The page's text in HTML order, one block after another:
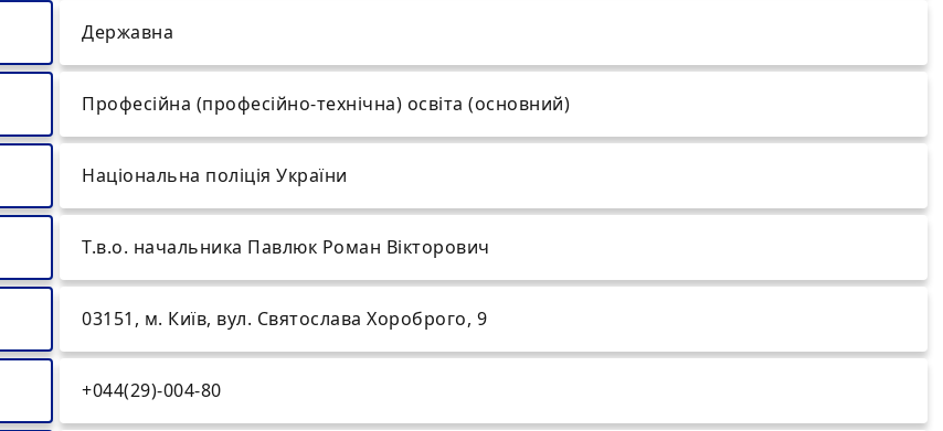
Державна
Професійна (професійно-технічна) освіта (основний)
Національна поліція України
Т.в.о. начальника Павлюк Роман Вікторович
03151, м. Київ, вул. Святослава Хороброго, 9
+044(29)-004-80